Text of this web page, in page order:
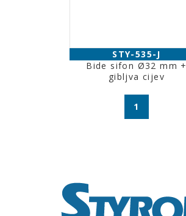
STY-535-J
Bide sifon Ø32 mm +
gibljva cijev
1